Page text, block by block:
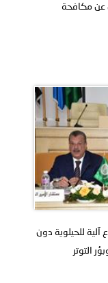
عن مكافحة
آلية للحيلوية دون
التوتر